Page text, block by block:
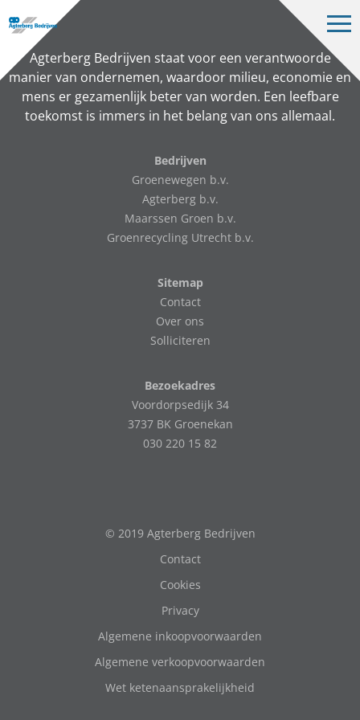
Bedrijven
Projecten
Over ons
Agterberg Bedrijven staat voor een verantwoorde
manier van ondernemen, waardoor milieu, economie en
mens er gezamenlijk beter van worden. Een leefbare
toekomst is immers in het belang van ons allemaal.
Bedrijven
Groenewegen b.v.
Agterberg b.v.
Maarssen Groen b.v.
Groenrecycling Utrecht b.v.
Sitemap
Contact
Over ons
Solliciteren
Bezoekadres
Voordorpsedijk 34
3737 BK Groenekan
030 220 15 82
© 2019 Agterberg Bedrijven
Contact
Cookies
Privacy
Algemene inkoopvoorwaarden
Algemene verkoopvoorwaarden
Wet ketenaansprakelijkheid